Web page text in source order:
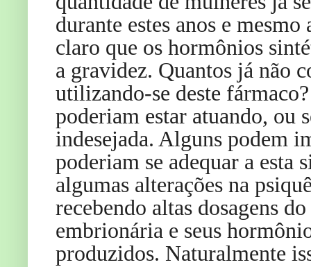
durante estes anos e
claro que os hormônios
a gravidez. Quantos já não
utilizando-se deste
poderiam estar atuando, ou
indesejada. Alguns podem
poderiam se adequar a esta
algumas alterações na
recebendo altas dosagens
embrionária e seus
produzidos. Naturalmente